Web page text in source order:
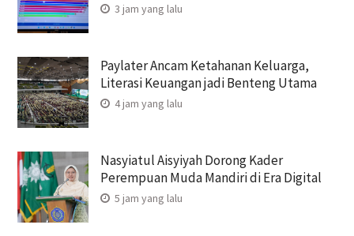
3 jam yang lalu
Paylater Ancam Ketahanan Keluarga,
Literasi Keuangan jadi Benteng Utama
4 jam yang lalu
Nasyiatul Aisyiyah Dorong Kader
Perempuan Muda Mandiri di Era Digital
5 jam yang lalu